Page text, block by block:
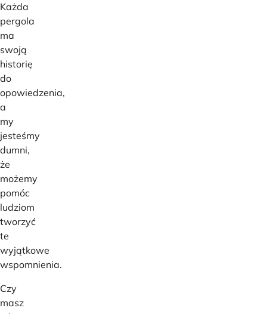
Każda
pergola
ma
swoją
historię
do
opowiedzenia,
a
my
jesteśmy
dumni,
że
możemy
pomóc
ludziom
tworzyć
te
wyjątkowe
wspomnienia.
Czy
masz